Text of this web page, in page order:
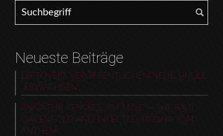
Search for:
Neueste Beiträge
LEFTOVERS VERÖFFENTLICHEN NEUE SINGLE
„ERWACHSEN“
ANNA TUR REMIXES „I’M ALIVE“ – THE PAUL
OAKENFOLD AND INFECTED MUSHROOM
ANTHEM